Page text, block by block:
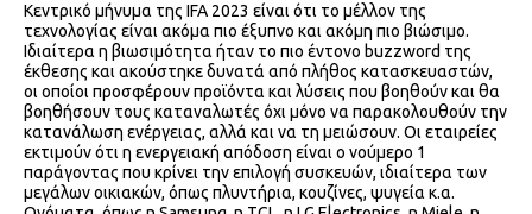
Κεντρικό μήνυμα της IFA 2023 είναι ότι το μέλλον της
τεχνολογίας είναι ακόμα πιο έξυπνο και ακόμη πιο βιώσιμο.
Ιδιαίτερα η βιωσιμότητα ήταν το πιο έντονο buzzword της
έκθεσης και ακούστηκε δυνατά από πλήθος κατασκευαστών,
οι οποίοι προσφέρουν προϊόντα και λύσεις που βοηθούν και θα
βοηθήσουν τους καταναλωτές όχι μόνο να παρακολουθούν την
κατανάλωση ενέργειας, αλλά και να τη μειώσουν. Οι εταιρείες
εκτιμούν ότι η ενεργειακή απόδοση είναι ο νούμερο 1
παράγοντας που κρίνει την επιλογή συσκευών, ιδιαίτερα των
μεγάλων οικιακών, όπως πλυντήρια, κουζίνες, ψυγεία κ.α.